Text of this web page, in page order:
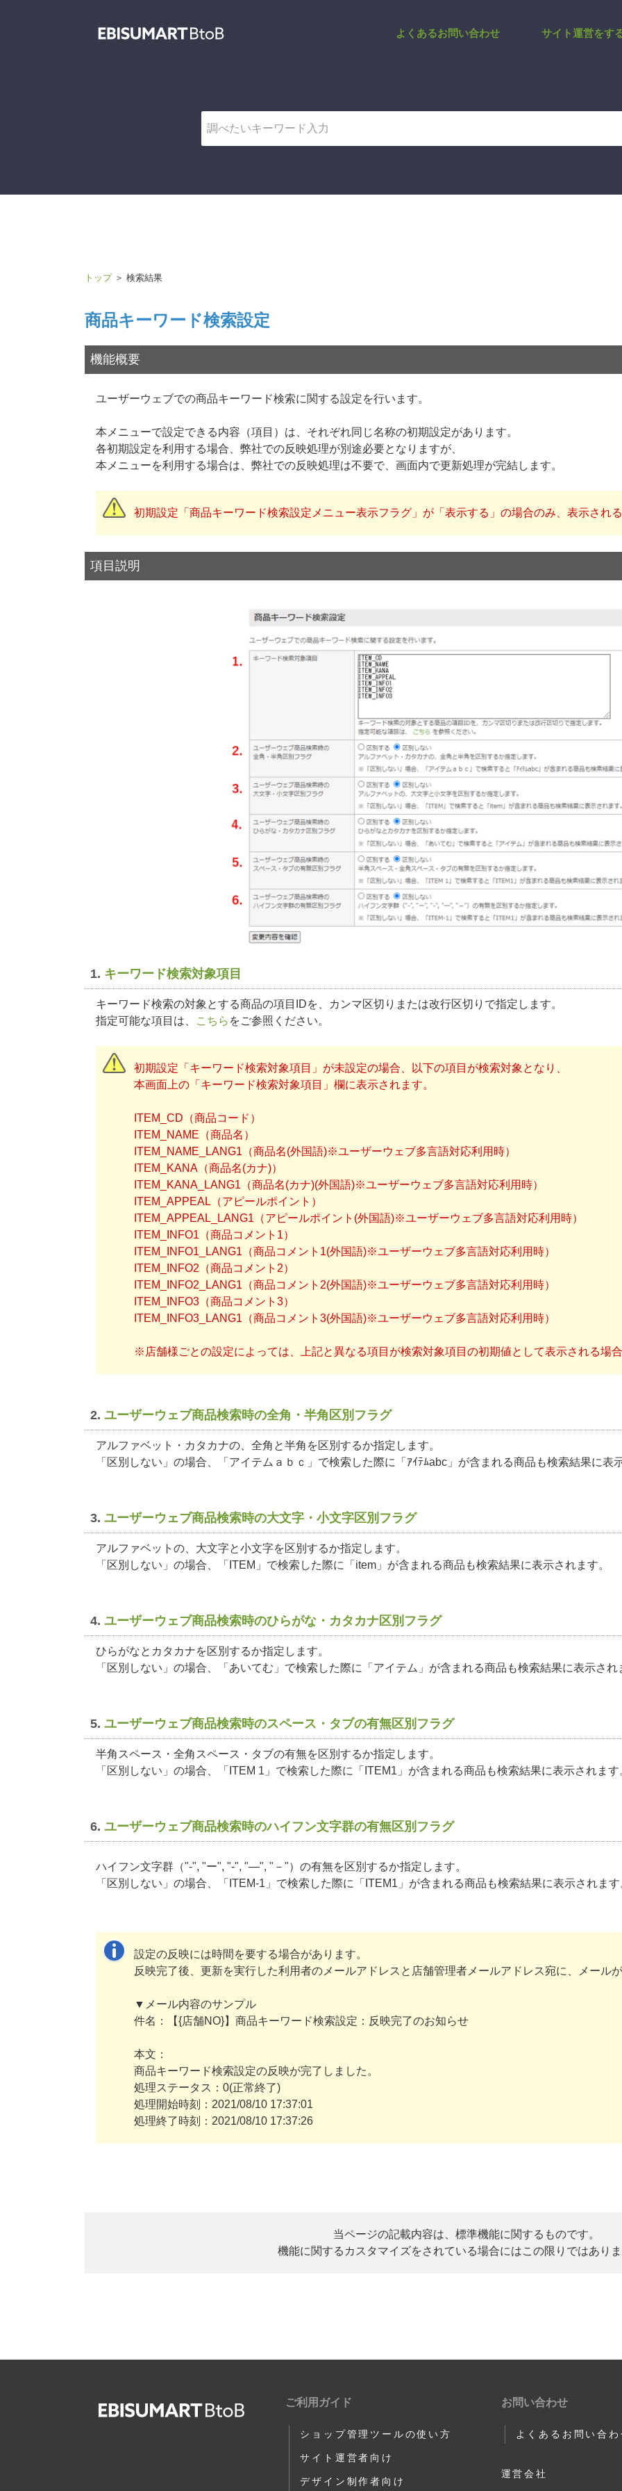
商品キーワード検索設定 | サポートサ
よくあるお問い合わせ サイト運営をす
トップ ＞ 検索結果
商品キーワード検索設定
機能概要
ユーザーウェブでの商品キーワード検索に関する設定を行います。
本メニューで設定できる内容（項目）は、それぞれ同じ名称の初期設定があります。
各初期設定を利用する場合、弊社での反映処理が別途必要となりますが、
本メニューを利用する場合は、弊社での反映処理は不要で、画面内で更新処理が完結します。
初期設定「商品キーワード検索設定メニュー表示フラグ」が「表示する」の場合のみ、表示される
項目説明
1. キーワード検索対象項目
キーワード検索の対象とする商品の項目IDを、カンマ区切りまたは改行区切りで指定します。
指定可能な項目は、
こちら をご参照ください。
初期設定「キーワード検索対象項目」が未設定の場合、以下の項目が検索対象となり、
本画面上の「キーワード検索対象項目」欄に表示されます。
ITEM_CD（商品コード）
ITEM_NAME（商品名）
ITEM_NAME_LANG1（商品名(外国語)※ユーザーウェブ多言語対応利用時）
ITEM_KANA（商品名(カナ)）
ITEM_KANA_LANG1（商品名(カナ)(外国語)※ユーザーウェブ多言語対応利用時）
ITEM_APPEAL（アピールポイント）
ITEM_APPEAL_LANG1（アピールポイント(外国語)※ユーザーウェブ多言語対応利用時）
ITEM_INFO1（商品コメント1）
ITEM_INFO1_LANG1（商品コメント1(外国語)※ユーザーウェブ多言語対応利用時）
ITEM_INFO2（商品コメント2）
ITEM_INFO2_LANG1（商品コメント2(外国語)※ユーザーウェブ多言語対応利用時）
ITEM_INFO3（商品コメント3）
ITEM_INFO3_LANG1（商品コメント3(外国語)※ユーザーウェブ多言語対応利用時）
※店舗様ごとの設定によっては、上記と異なる項目が検索対象項目の初期値として表示される場合
2. ユーザーウェブ商品検索時の全角・半角区別フラグ
アルファベット・カタカナの、全角と半角を区別するか指定します。
「区別しない」の場合、「アイテムａｂｃ」で検索した際に「ｱｲﾃﾑabc」が含まれる商品も検索結果に表
3. ユーザーウェブ商品検索時の大文字・小文字区別フラグ
アルファベットの、大文字と小文字を区別するか指定します。
「区別しない」の場合、「ITEM」で検索した際に「item」が含まれる商品も検索結果に表示されます。
4. ユーザーウェブ商品検索時のひらがな・カタカナ区別フラグ
ひらがなとカタカナを区別するか指定します。
「区別しない」の場合、「あいてむ」で検索した際に「アイテム」が含まれる商品も検索結果に表示され
5. ユーザーウェブ商品検索時のスペース・タブの有無区別フラグ
半角スペース・全角スペース・タブの有無を区別するか指定します。
「区別しない」の場合、「ITEM 1」で検索した際に「ITEM1」が含まれる商品も検索結果に表示されます
6. ユーザーウェブ商品検索時のハイフン文字群の有無区別フラグ
ハイフン文字群（"-", "ー", "‐", "―", "－"）の有無を区別するか指定します。
「区別しない」の場合、「ITEM-1」で検索した際に「ITEM1」が含まれる商品も検索結果に表示されます
設定の反映には時間を要する場合があります。
反映完了後、更新を実行した利用者のメールアドレスと店舗管理者メールアドレス宛に、メールが
▼メール内容のサンプル
件名：【{店舗NO}】商品キーワード検索設定：反映完了のお知らせ
本文：
商品キーワード検索設定の反映が完了しました。
処理ステータス：0(正常終了)
処理開始時刻：2021/08/10 17:37:01
処理終了時刻：2021/08/10 17:37:26
当ページの記載内容は、標準機能に関するものです。
機能に関するカスタマイズをされている場合にはこの限りではありま
ご利用ガイド
ショップ管理ツールの使い方
サイト運営者向け
デザイン制作者向け
お問い合わせ
よくあるお問い合わ
運営会社